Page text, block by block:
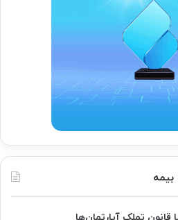
بیمه